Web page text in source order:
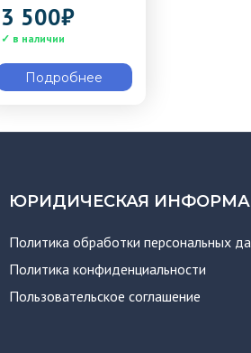
3 500₽
Подробнее
ЮРИДИЧЕСКАЯ
Политика обработки персональных
Политика конфиденциальности
Пользовательское соглашение